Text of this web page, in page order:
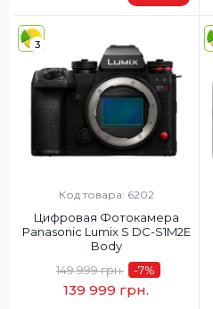
3
Код товара: 6202
Цифровая Фотокамера
Panasonic Lumix S DC-S1M2E
Body
139 999 грн.
149 999 грн. -7%